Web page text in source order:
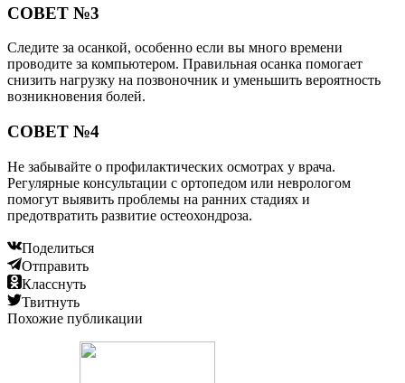
СОВЕТ №3
Следите за осанкой, особенно если вы много времени
проводите за компьютером. Правильная осанка помогает
снизить нагрузку на позвоночник и уменьшить вероятность
возникновения болей.
СОВЕТ №4
Не забывайте о профилактических осмотрах у врача.
Регулярные консультации с ортопедом или неврологом
помогут выявить проблемы на ранних стадиях и
предотвратить развитие остеохондроза.
Поделиться
Отправить
Класснуть
Твитнуть
Похожие публикации